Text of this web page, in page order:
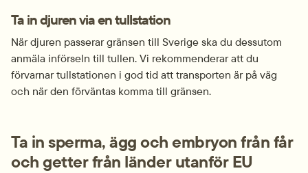
Ta in djuren via en tullstation
När djuren passerar gränsen till Sverige ska du dessutom
anmäla införseln till tullen. Vi rekommenderar att du
förvarnar tullstationen i god tid att transporten är på väg
och när den förväntas komma till gränsen.
Ta in sperma, ägg och embryon från får
och getter från länder utanför EU